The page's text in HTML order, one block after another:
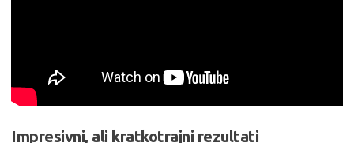
Impresivni, ali kratkotrajni rezultati